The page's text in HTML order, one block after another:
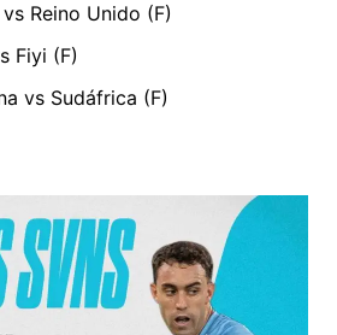
Reino Unido (F)
Fiyi (F)
vs Sudáfrica (F)